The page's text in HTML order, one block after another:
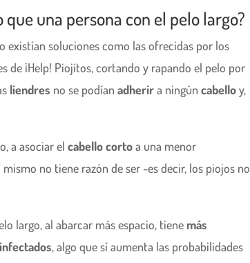
una persona con el pelo largo?
existían soluciones como las ofrecidas por los
de ¡Help! Piojitos, cortando y rapando el pelo por
liendres no se podían adherira ningún cabelloy,
a asociar el cabello cortoa una menor
mismo no tiene razón de ser -es decir, los piojos no
largo, al abarcar más espacio, tiene más
, algo que sí aumenta las probabilidades